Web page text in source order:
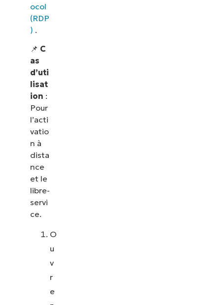
ocol
(RDP
) .
📌 C
as
d’uti
lisat
ion :
Pour
l’acti
vatio
n à
dista
nce
et le
libre-
servi
ce.
O
u
v
r
e